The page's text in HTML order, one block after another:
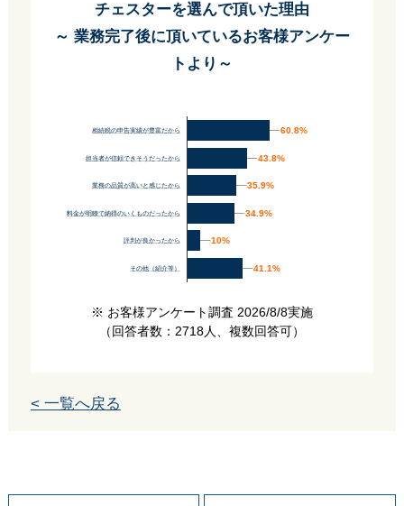
チェスターを選んで頂いた理由
～ 業務完了後に頂いているお客様アンケー
トより～
相続税の申告実績が豊富だから
担当者が信頼できそうだったから
業務の品質が高いと感じたから
料金が明瞭で納得のいくものだったから
評判が良かったから
その他（紹介等）
60.8%
60.8%
43.8%
43.8%
35.9%
35.9%
34.9%
34.9%
10%
10%
41.1%
41.1%
※ お客様アンケート調査 2026/8/8実施
（回答者数：2718人、複数回答可）
< 一覧へ戻る